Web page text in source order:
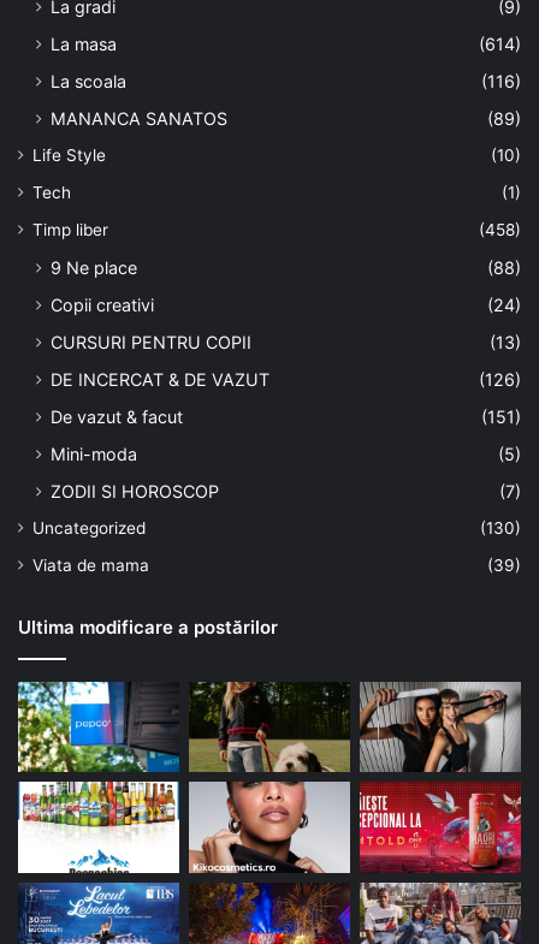
La gradi
(9)
La masa
(614)
La scoala
(116)
MANANCA SANATOS
(89)
Life Style
(10)
Tech
(1)
Timp liber
(458)
9 Ne place
(88)
Copii creativi
(24)
CURSURI PENTRU COPII
(13)
DE INCERCAT & DE VAZUT
(126)
De vazut & facut
(151)
Mini-moda
(5)
ZODII SI HOROSCOP
(7)
Uncategorized
(130)
Viata de mama
(39)
Ultima modificare a postărilor